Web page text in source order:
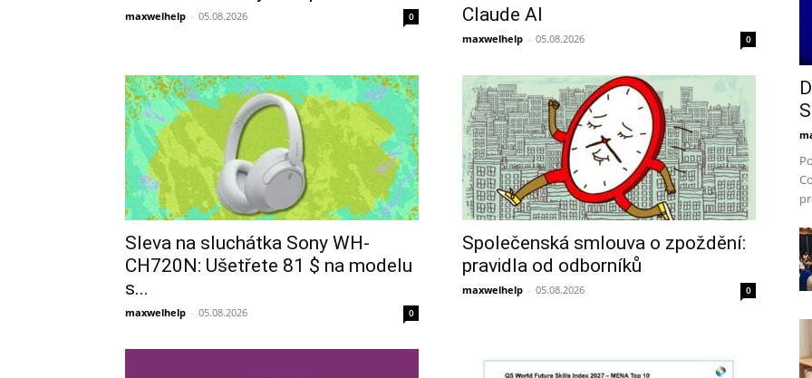
maxwelhelp - 05.08.2026 0
Claude AI
maxwelhelp - 05.08.2026 0
Sleva na sluchátka Sony WH-
CH720N: Ušetřete 81 $ na modelu
s...
maxwelhelp - 05.08.2026 0
Společenská smlouva o zpoždění:
pravidla od odborníků
maxwelhelp - 05.08.2026 0